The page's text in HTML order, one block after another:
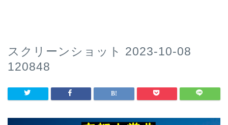
スクリーンショット 2023-10-08
120848